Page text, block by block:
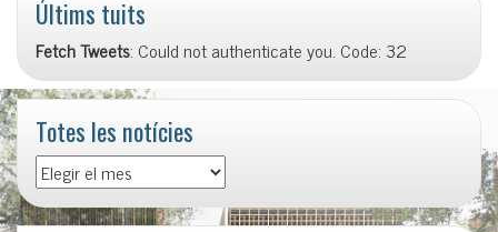
Últims tuits
Fetch Tweets: Could not authenticate you. Code: 32
Totes les notícies
Totes
les
notícies